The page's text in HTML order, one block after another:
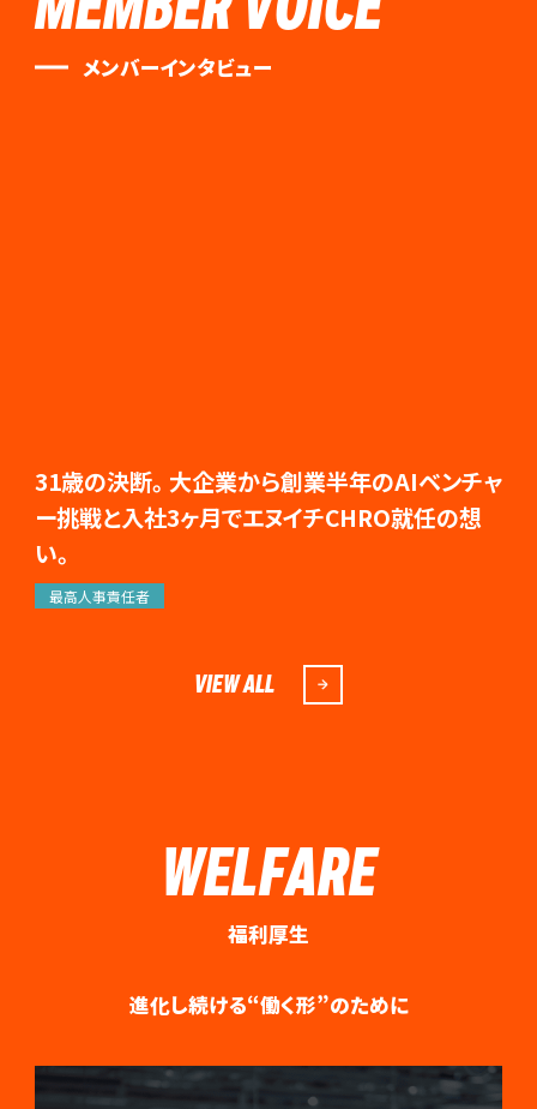
メンバーインタビュー
31歳の決断。大企業から創業半年のAIベンチャ
ー挑戦と入社3ヶ月でエヌイチCHRO就任の想
い。
最高人事責任者
VIEW ALL
WELFARE
福利厚生
進化し続ける“働く形”のために